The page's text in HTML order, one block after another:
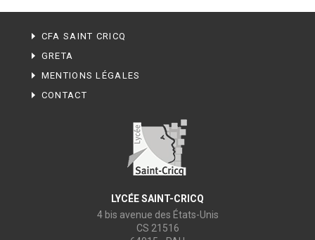
CFA SAINT CRICQ
GRETA
MENTIONS LÉGALES
CONTACT
LYCÉE SAINT-CRICQ
4 bis avenue des États-Unis
CS 21516